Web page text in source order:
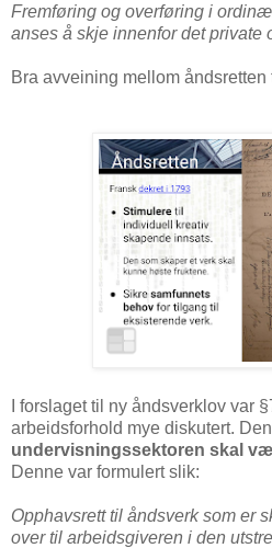
Fremføring og overføring i
anses å skje innenfor det private
Bra avveining mellom åndsretten
I forslaget til ny åndsverklov var
arbeidsforhold mye diskutert.
undervisningssektoren skal
Denne var formulert slik:
Opphavsrett til åndsverk som er
over til arbeidsgiveren i den